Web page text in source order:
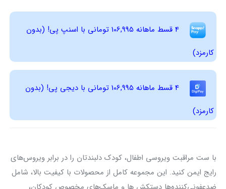
4 قسط ماهانه 106,995 تومانی با اسنپ ‌پی! (بدون
کارمزد)
4 قسط ماهانه 106,995 تومانی با دیجی ‌پی! (بدون
کارمزد)
با ست مراقبت ویروسی اطفال، کودک دلبندتان را در برابر ویروس‌های
رایج ایمن کنید. این مجموعه کامل از محصولات با کیفیت بالا، شامل